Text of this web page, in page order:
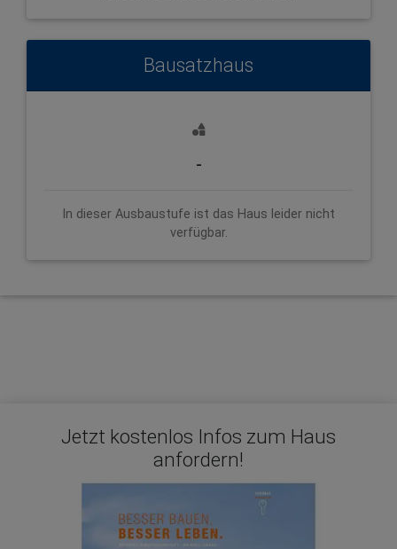
Bausatzhaus
-
In dieser Ausbaustufe ist das Haus leider nicht
verfügbar.
Jetzt kostenlos Infos zum Haus
anfordern!